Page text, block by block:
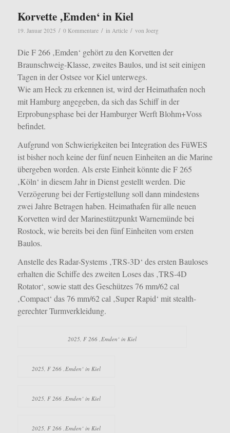
Korvette ‚Emden‘ in Kiel
19. Januar 2025 / 0 Kommentare / in Article / von Joerg
Die F 266 ‚Emden‘ gehört zu den Korvetten der
Braunschweig-Klasse, zweites Baulos, und ist seit einigen
Tagen in der Ostsee vor Kiel unterwegs.
Wie am Heck zu erkennen ist, wird der Heimathafen noch
mit Hamburg angegeben, da sich das Schiff in der
Erprobungsphase bei der Hamburger Werft Blohm+Voss
befindet.
Aufgrund von Schwierigkeiten bei Integration des FüWES
ist bisher noch keine der fünf neuen Einheiten an die Marine
übergeben worden. Als erste Einheit könnte die F 265
‚Köln‘ in diesem Jahr in Dienst gestellt werden. Die
Verzögerung bei der Fertigstellung soll dann mindestens
zwei Jahre Betragen haben. Heimathafen für alle neuen
Korvetten wird der Marinestützpunkt Warnemünde bei
Rostock, wie bereits bei den fünf Einheiten vom ersten
Baulos.
Anstelle des Radar-Systems ‚TRS-3D‘ des ersten Bauloses
erhalten die Schiffe des zweiten Loses das ‚TRS-4D
Rotator‘, sowie statt des Geschützes 76 mm/62 cal
‚Compact‘ das 76 mm/62 cal ‚Super Rapid‘ mit stealth-
gerechter Turmverkleidung.
2025, F 266 ‚Emden‘ in Kiel
2025, F 266 ‚Emden‘ in Kiel
2025, F 266 ‚Emden‘ in Kiel
2025, F 266 ‚Emden‘ in Kiel